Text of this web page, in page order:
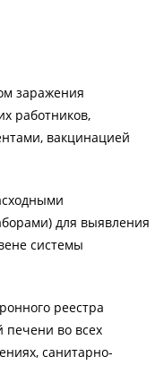
заражения
работников,
вакцинацией
для выявления
системы
реестра
печени во всех
санитарно-